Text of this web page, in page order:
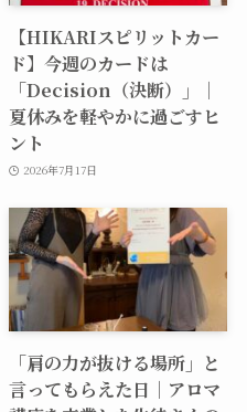
【HIKARIスピリットカー
ド】今週のカードは
「Decision（決断）」｜
夏休みを軽やかに過ごすヒ
ント
2026年7月17日
「肩の力が抜ける場所」と
言ってもらえた日｜アロマ